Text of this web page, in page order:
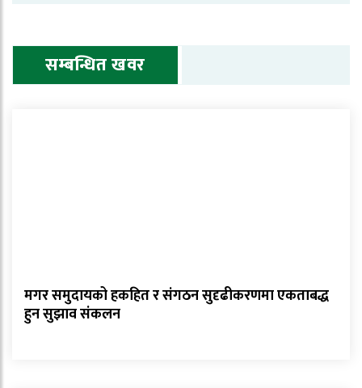
सम्बन्धित खवर
मगर समुदायको हकहित र संगठन सुदृढीकरणमा एकताबद्ध
हुन सुझाव संकलन